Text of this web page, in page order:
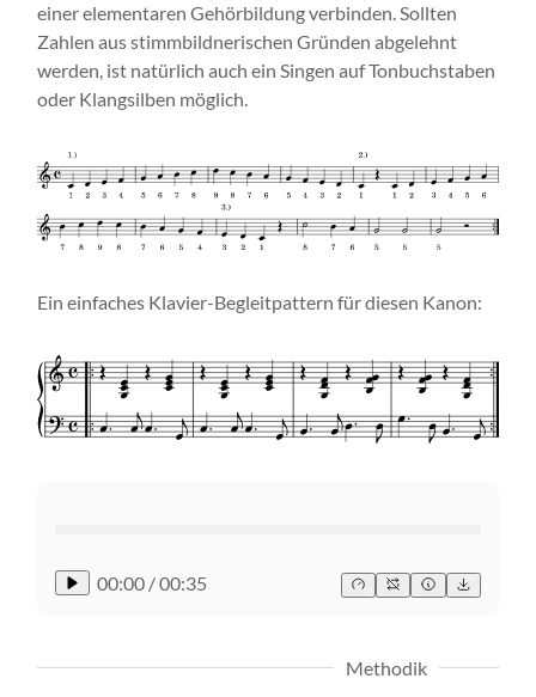
einer elementaren Gehörbildung verbinden. Sollten
Zahlen aus stimmbildnerischen Gründen abgelehnt
werden, ist natürlich auch ein Singen auf Tonbuchstaben
oder Klangsilben möglich.
Ein einfaches Klavier-Begleitpattern für diesen Kanon:
00:00 /00:35
Methodik